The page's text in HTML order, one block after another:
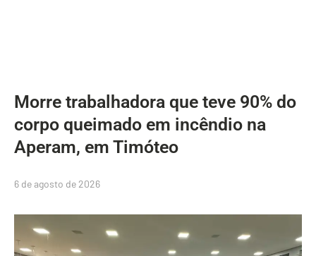
Morre trabalhadora que teve 90% do
corpo queimado em incêndio na
Aperam, em Timóteo
6 de agosto de 2026